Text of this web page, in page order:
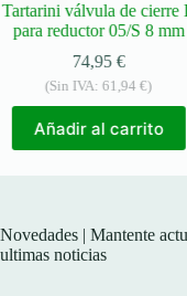
Tartarini válvula de cierre
para reductor 05/S 8 mm
74,95 €
(Sin IVA:61,94€)
Añadir al carrito
Novedades | Mantente
ultimas noticias